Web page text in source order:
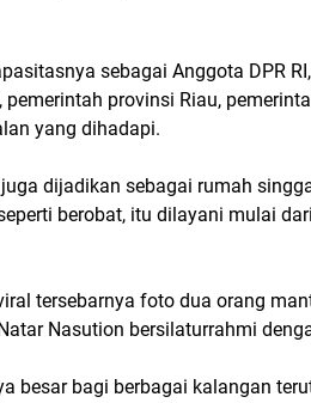
sebagai Anggota DPR
provinsi Riau,
yang dihadapi.
dijadikan sebagai rumah
berobat, itu dilayani mulai
tersebarnya foto dua orang
Nasution bersilaturrahmi
besar bagi berbagai kalangan